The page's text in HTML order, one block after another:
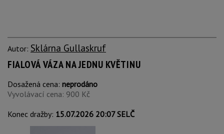
Autor: Sklárna Gullaskruf
FIALOVÁ VÁZA NA JEDNU KVĚTINU
Dosažená cena: neprodáno
Vyvolávací cena: 900 Kč
Konec dražby: 15.07.2026 20:07 SELČ